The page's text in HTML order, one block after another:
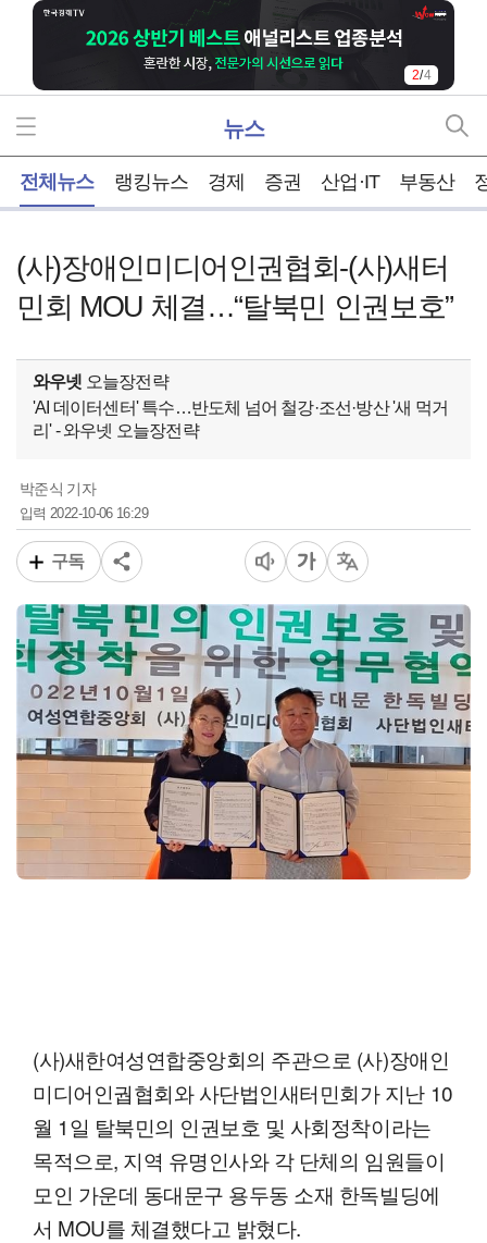
2/4
뉴스
전체뉴스 랭킹뉴스 경제 증권 산업·IT 부동산
(사)장애인미디어인권협회-(사)새터
민회 MOU 체결…“탈북민 인권보호”
와우넷 오늘장전략
'AI 데이터센터' 특수…반도체 넘어 철강·조선·방산 '새 먹거
리' - 와우넷 오늘장전략
박준식 기자
입력2022-10-06 16:29
구독
(사)새한여성연합중앙회의 주관으로 (사)장애인
미디어인궙협회와 사단법인새터민회가 지난 10
월 1일 탈북민의 인권보호 및 사회정착이라는
목적으로, 지역 유명인사와 각 단체의 임원들이
모인 가운데 동대문구 용두동 소재 한독빌딩에
서 MOU를 체결했다고 밝혔다.